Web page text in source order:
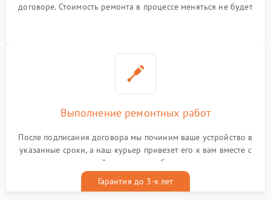
договоре. Стоимость ремонта в процессе меняться не будет
Выполнение ремонтных работ
После подписания договора мы починим ваше устройство в
указанные сроки, а наш курьер привезет его к вам вместе с
гарантийным талоном бесплатно
Гарантия до 3-х лет